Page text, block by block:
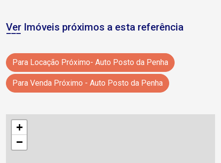
Ver Imóveis próximos a esta referência
Para Locação Próximo- Auto Posto da Penha
Para Venda Próximo - Auto Posto da Penha
+
−